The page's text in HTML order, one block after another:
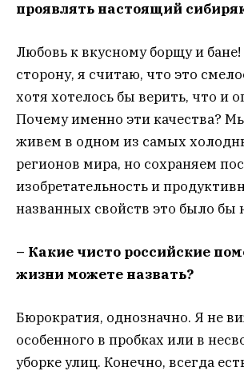
проявлять настоящий
Любовь к вкусному борщу и
сторону, я считаю, что это
хотя хотелось бы верить, что и
Почему именно эти качества?
живем в одном из самых
регионов мира, но сохраняем
изобретательность и
названных свойств это было бы
– Какие чисто российские
жизни можете назвать?
Бюрократия, однозначно. Я не
особенного в пробках или в
уборке улиц. Конечно, всегда